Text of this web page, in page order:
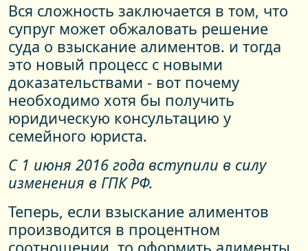
Вся сложность заключается в том, что
супруг может обжаловать решение
суда о взыскание алиментов. и тогда
это новый процесс с новыми
доказательствами - вот почему
необходимо хотя бы получить
юридическую консультацию у
семейного юриста.
С 1 июня 2016 года вступили в силу
изменения в ГПК РФ.
Теперь, если взыскание алиментов
производится в процентном